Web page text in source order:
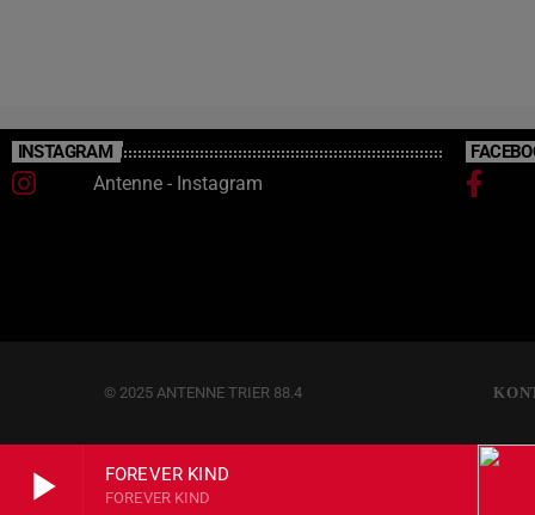
play_arrow FOREVER KIND
FOREVER KIND
INSTAGRAM
Antenne - Instagram
© 2025 ANTENNE TRIER 88.4